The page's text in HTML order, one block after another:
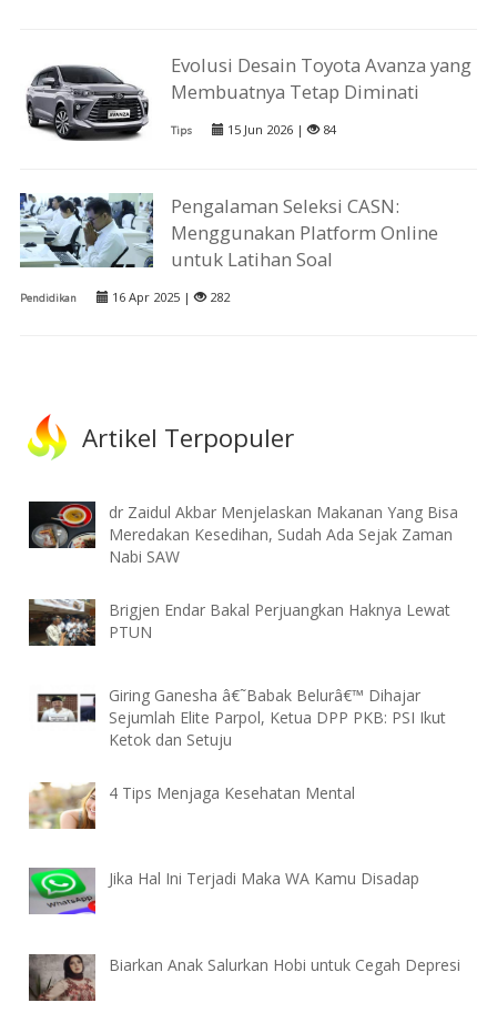
Evolusi Desain Toyota Avanza yang
Membuatnya Tetap Diminati
Tips 15 Jun 2026 | 84
Pengalaman Seleksi CASN:
Menggunakan Platform Online
untuk Latihan Soal
Pendidikan 16 Apr 2025 | 282
Artikel Terpopuler
dr Zaidul Akbar Menjelaskan Makanan Yang Bisa
Meredakan Kesedihan, Sudah Ada Sejak Zaman
Nabi SAW
Brigjen Endar Bakal Perjuangkan Haknya Lewat
PTUN
Giring Ganesha â€˜Babak Belurâ€™ Dihajar
Sejumlah Elite Parpol, Ketua DPP PKB: PSI Ikut
Ketok dan Setuju
4 Tips Menjaga Kesehatan Mental
Jika Hal Ini Terjadi Maka WA Kamu Disadap
Biarkan Anak Salurkan Hobi untuk Cegah Depresi